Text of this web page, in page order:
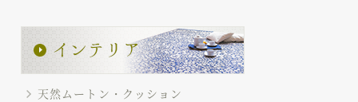
天然ムートン・クッション